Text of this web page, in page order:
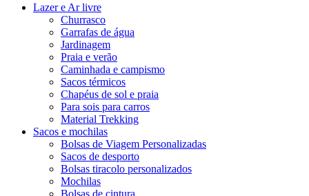
Lazer e Ar livre
Churrasco
Garrafas de água
Jardinagem
Praia e verão
Caminhada e campismo
Sacos térmicos
Chapéus de sol e praia
Para sois para carros
Material Trekking
Sacos e mochilas
Bolsas de Viagem Personalizadas
Sacos de desporto
Bolsas tiracolo personalizados
Mochilas
Bolsas de cintura